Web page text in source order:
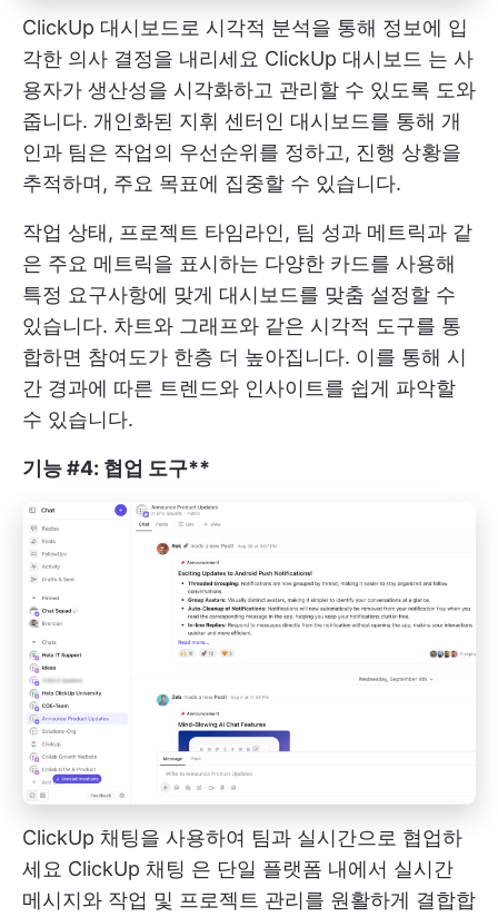
ClickUp 대시보드로 시각적 분석을 통해 정보에 입
각한 의사 결정을 내리세요 ClickUp 대시보드 는 사
용자가 생산성을 시각화하고 관리할 수 있도록 도와
줍니다. 개인화된 지휘 센터인 대시보드를 통해 개
인과 팀은 작업의 우선순위를 정하고, 진행 상황을
추적하며, 주요 목표에 집중할 수 있습니다.
작업 상태, 프로젝트 타임라인, 팀 성과 메트릭과 같
은 주요 메트릭을 표시하는 다양한 카드를 사용해
특정 요구사항에 맞게 대시보드를 맞춤 설정할 수
있습니다. 차트와 그래프와 같은 시각적 도구를 통
합하면 참여도가 한층 더 높아집니다. 이를 통해 시
간 경과에 따른 트렌드와 인사이트를 쉽게 파악할
수 있습니다.
기능 #4: 협업 도구**
ClickUp 채팅을 사용하여 팀과 실시간으로 협업하
세요 ClickUp 채팅 은 단일 플랫폼 내에서 실시간
메시지와 작업 및 프로젝트 관리를 원활하게 결합합